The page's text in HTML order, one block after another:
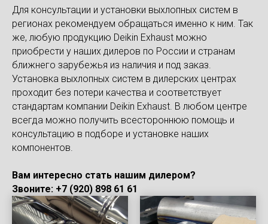
Для консультации и установки выхлопных систем в
регионах рекомендуем обращаться именно к ним. Так
же, любую продукцию Deikin Exhaust можно
приобрести у наших дилеров по России и странам
ближнего зарубежья из наличия и под заказ.
Установка выхлопных систем в дилерских центрах
проходит без потери качества и соответствует
стандартам компании Deikin Exhaust. В любом центре
всегда можно получить всестороннюю помощь и
консультацию в подборе и установке наших
компонентов.
Вам интересно стать нашим дилером?
Звоните: +7 (920) 898 61 61